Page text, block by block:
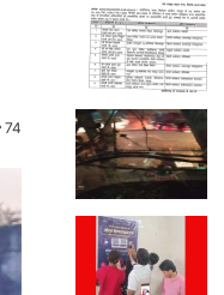
74